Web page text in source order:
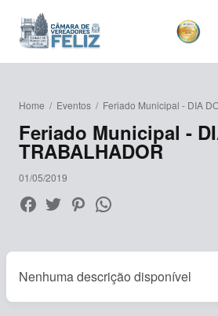
Home / Eventos / Feriado Municipal - DIA
Feriado Municipal -
TRABALHADOR
01/05/2019
Nenhuma descrição disponível